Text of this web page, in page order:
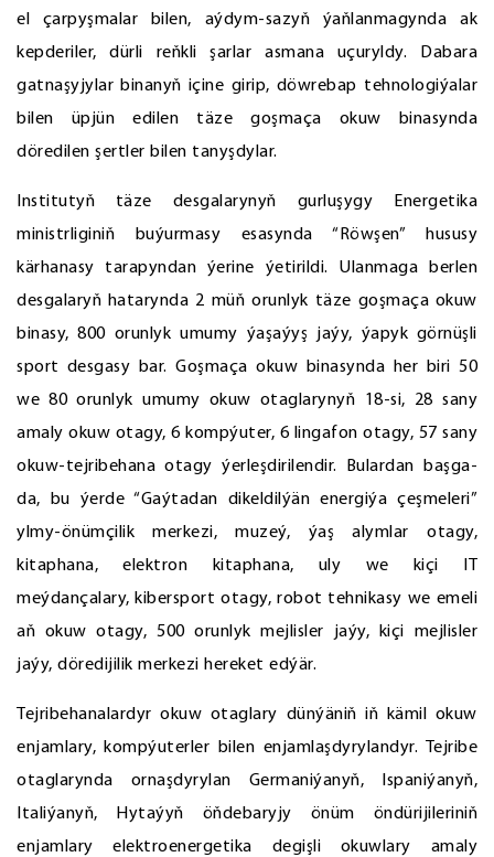
el çarpyşmalar bilen, aýdym-sazyň ýaňlanmagynda ak
kepderiler, dürli reňkli şarlar asmana uçuryldy. Dabara
gatnaşyjylar binanyň içine girip, döwrebap tehnologiýalar
bilen üpjün edilen täze goşmaça okuw binasynda
döredilen şertler bilen tanyşdylar.
Institutyň täze desgalarynyň gurluşygy Energetika
ministrliginiň buýurmasy esasynda “Röwşen” hususy
kärhanasy tarapyndan ýerine ýetirildi. Ulanmaga berlen
desgalaryň hatarynda 2 müň orunlyk täze goşmaça okuw
binasy, 800 orunlyk umumy ýaşaýyş jaýy, ýapyk görnüşli
sport desgasy bar. Goşmaça okuw binasynda her biri 50
we 80 orunlyk umumy okuw otaglarynyň 18-si, 28 sany
amaly okuw otagy, 6 kompýuter, 6 lingafon otagy, 57 sany
okuw-tejribehana otagy ýerleşdirilendir. Bulardan başga-
da, bu ýerde “Gaýtadan dikeldilýän energiýa çeşmeleri”
ylmy-önümçilik merkezi, muzeý, ýaş alymlar otagy,
kitaphana, elektron kitaphana, uly we kiçi IT
meýdançalary, kibersport otagy, robot tehnikasy we emeli
aň okuw otagy, 500 orunlyk mejlisler jaýy, kiçi mejlisler
jaýy, döredijilik merkezi hereket edýär.
Tejribehanalardyr okuw otaglary dünýäniň iň kämil okuw
enjamlary, kompýuterler bilen enjamlaşdyrylandyr. Tejribe
otaglarynda ornaşdyrylan Germaniýanyň, Ispaniýanyň,
Italiýanyň, Hytaýyň öňdebaryjy önüm öndürijileriniň
enjamlary elektroenergetika degişli okuwlary amaly